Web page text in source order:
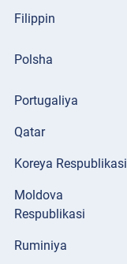
Filippin
Polsha
Portugaliya
Qatar
Koreya Respublikasi
Moldova
Respublikasi
Ruminiya